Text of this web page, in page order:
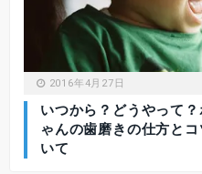
2016年4月27日
いつから？どうやって
ゃんの歯磨きの仕方と
いて